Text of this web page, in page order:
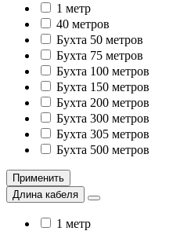
1 метр
40 метров
Бухта 50 метров
Бухта 75 метров
Бухта 100 метров
Бухта 150 метров
Бухта 200 метров
Бухта 300 метров
Бухта 305 метров
Бухта 500 метров
Применить
Длина кабеля
1 метр